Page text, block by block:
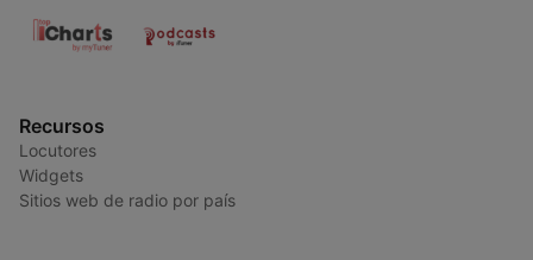
Recursos
Locutores
Widgets
Sitios web de radio por país